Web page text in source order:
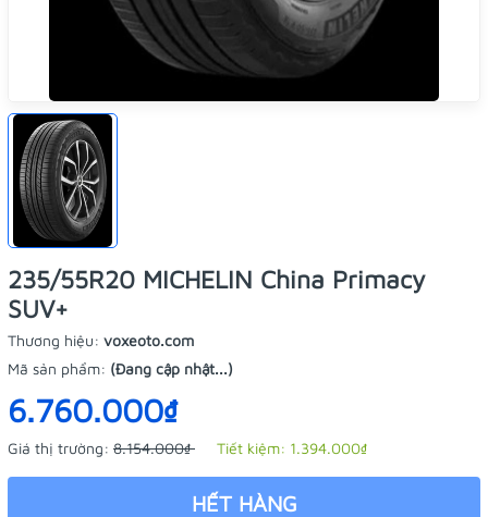
235/55R20 MICHELIN China Primacy
SUV+
Thương hiệu: voxeoto.com
Mã sản phẩm: (Đang cập nhật...)
6.760.000₫
Giá thị trường: 8.154.000₫ Tiết kiệm: 1.394.000₫
HẾT HÀNG